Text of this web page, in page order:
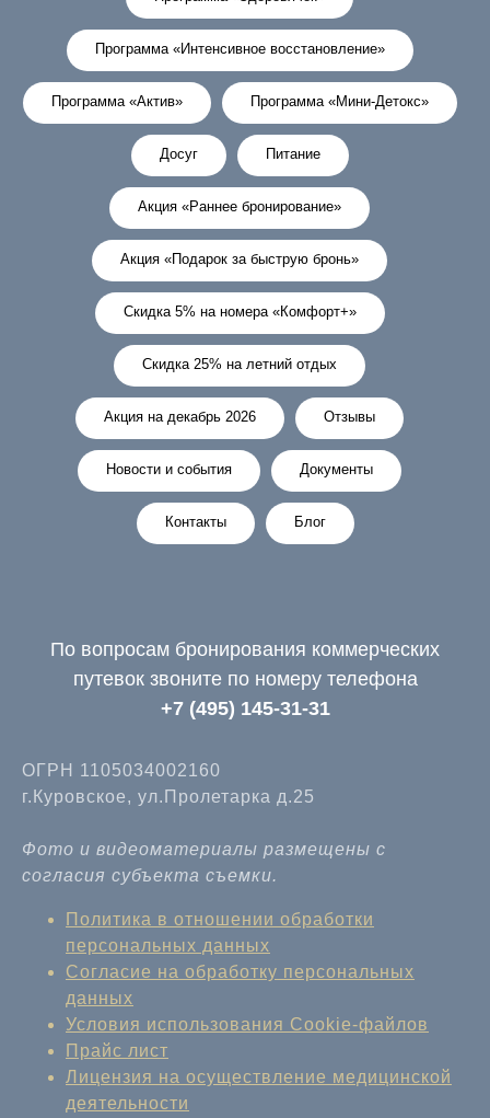
Программа «Интенсивное восстановление»
Программа «Актив» Программа «Мини-Детокс»
Досуг Питание
Акция «Раннее бронирование»
Акция «Подарок за быструю бронь»
Скидка 5% на номера «Комфорт+»
Скидка 25% на летний отдых
Акция на декабрь 2026 Отзывы
Новости и события Документы
Контакты Блог
По вопросам бронирования коммерческих
путевок звоните по номеру телефона
+7 (495) 145-31-31
ОГРН 1105034002160
г.Куровское, ул.Пролетарка д.25
Фото и видеоматериалы размещены с
согласия субъекта съемки.
Политика в отношении обработки
персональных данных
Согласие на обработку персональных
данных
Условия использования Cookie-файлов
Прайс лист
Лицензия на осуществление медицинской
деятельности